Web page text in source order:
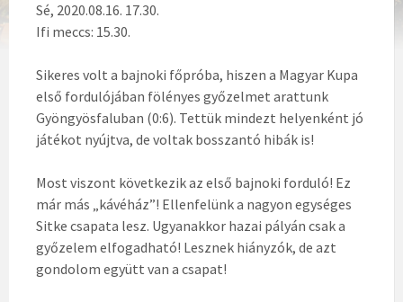
Sé, 2020.08.16. 17.30.
Ifi meccs: 15.30.
Sikeres volt a bajnoki főpróba, hiszen a Magyar Kupa
első fordulójában fölényes győzelmet arattunk
Gyöngyösfaluban (0:6). Tettük mindezt helyenként jó
játékot nyújtva, de voltak bosszantó hibák is!
Most viszont következik az első bajnoki forduló! Ez
már más „kávéház”! Ellenfelünk a nagyon egységes
Sitke csapata lesz. Ugyanakkor hazai pályán csak a
győzelem elfogadható! Lesznek hiányzók, de azt
gondolom együtt van a csapat!